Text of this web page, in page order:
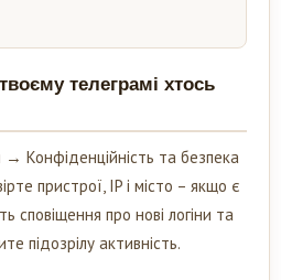
телеграмі хтось
Конфіденційність та безпека
пристрої, IP і місто – якщо є
сповіщення про нові логіни та
підозрілу активність.